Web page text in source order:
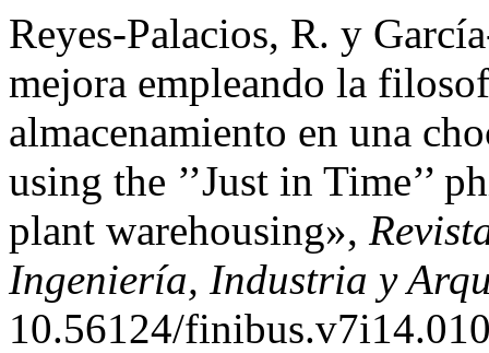
Reyes-Palacios, R. y
mejora empleando la
almacenamiento en una
using the ’’Just in Time’’
plant warehousing»,
Ingeniería, Industria y
10.56124/